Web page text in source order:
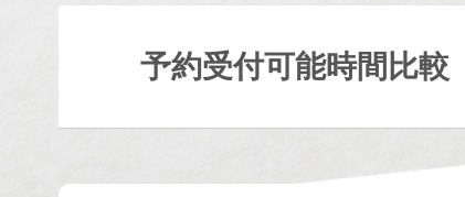
予約受付可能時間比較